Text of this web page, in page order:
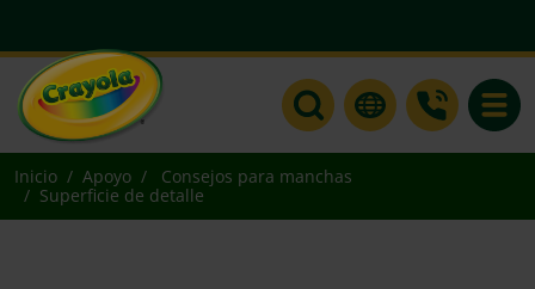
Inicio Apoyo
Consejos para manchas
Superficie de detalle